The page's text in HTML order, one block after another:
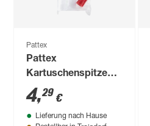
Pattex
Pattex
Kartuschenspitzen 5
Stück
4,29 €
Lieferung nach Hause